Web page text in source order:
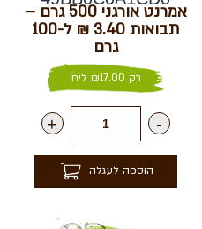
אמרנט אורגני 500 גרם –
תבואות 3.40 ₪ ל-100
גרם
רק ₪17.00 ליח'
-
+
הוספה לעגלה